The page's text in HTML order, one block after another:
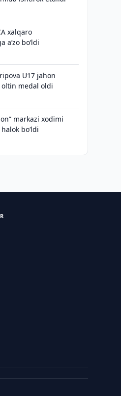
xalqaro
aʼzo bo‘ldi
U17 jahon
medal oldi
markazi xodimi
bo‘ldi